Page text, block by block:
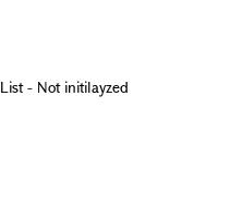
List - Not initilayzed